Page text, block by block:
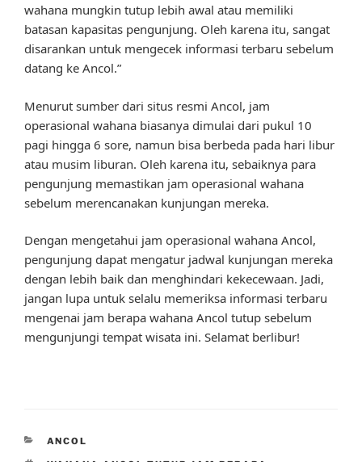
wahana mungkin tutup lebih awal atau memiliki
batasan kapasitas pengunjung. Oleh karena itu, sangat
disarankan untuk mengecek informasi terbaru sebelum
datang ke Ancol.”
Menurut sumber dari situs resmi Ancol, jam
operasional wahana biasanya dimulai dari pukul 10
pagi hingga 6 sore, namun bisa berbeda pada hari libur
atau musim liburan. Oleh karena itu, sebaiknya para
pengunjung memastikan jam operasional wahana
sebelum merencanakan kunjungan mereka.
Dengan mengetahui jam operasional wahana Ancol,
pengunjung dapat mengatur jadwal kunjungan mereka
dengan lebih baik dan menghindari kekecewaan. Jadi,
jangan lupa untuk selalu memeriksa informasi terbaru
mengenai jam berapa wahana Ancol tutup sebelum
mengunjungi tempat wisata ini. Selamat berlibur!
CATEGORIES
ANCOL